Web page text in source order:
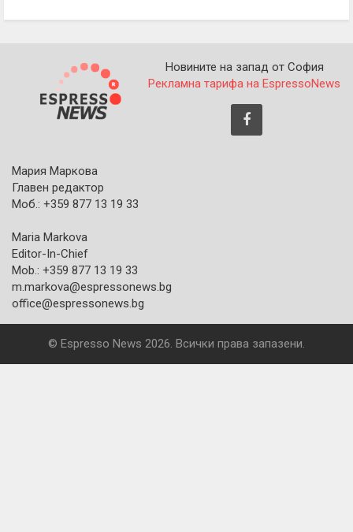
Новините на запад от София
Рекламна тарифа на EspressoNews
Мария Маркова
Главен редактор
Моб.: +359 877 13 19 33
Maria Markova
Editor-In-Chief
Mob.: +359 877 13 19 33
m.markova@espressonews.bg
office@espressonews.bg
© Espresso News 2026. Всички права запазени.